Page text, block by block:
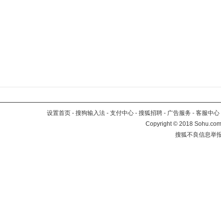
设置首页 - 搜狗输入法 - 支付中心 - 搜狐招聘 - 广告服务 - 客服中心
Copyright©2018
搜狐不良信息举